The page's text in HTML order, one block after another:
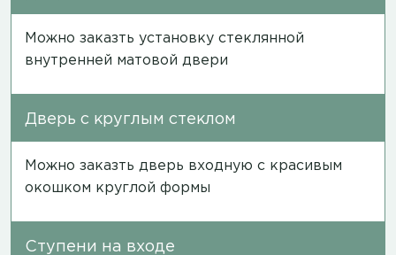
Можно заказть установку стеклянной
внутренней матовой двери
Дверь с круглым стеклом
Можно заказть дверь входную с красивым
окошком круглой формы
Ступени на входе